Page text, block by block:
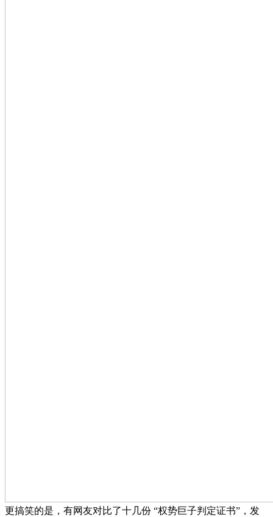
更搞笑的是，有网友对比了十几份 “权势巨子判定证书”，发